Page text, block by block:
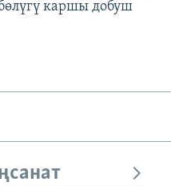
каршы добуш